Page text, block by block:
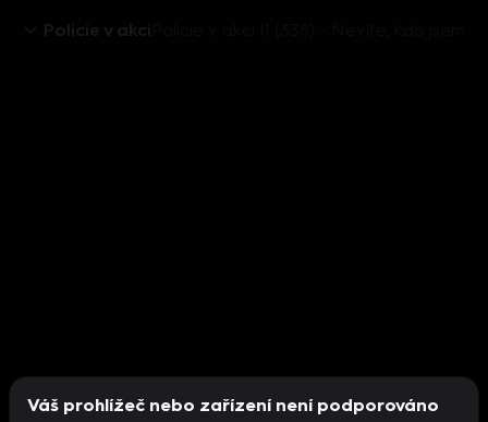
Policie v akci
Váš prohlížeč nebo zařízení není podporováno